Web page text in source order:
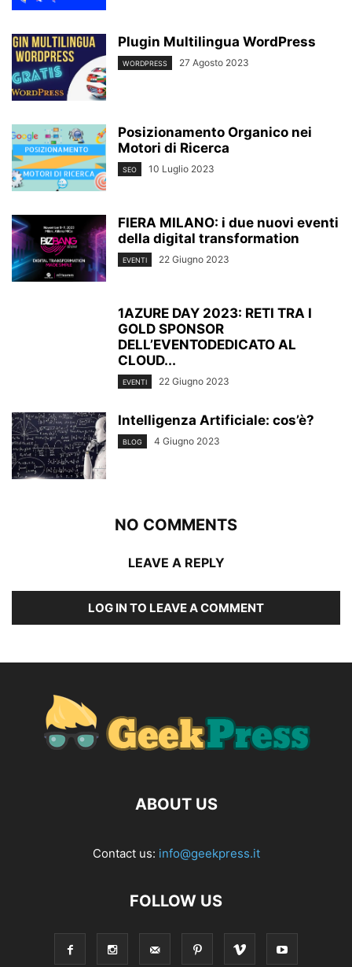
Plugin Multilingua WordPress
WORDPRESS 27 Agosto 2023
Posizionamento Organico nei
Motori di Ricerca
SEO 10 Luglio 2023
FIERA MILANO: i due nuovi eventi
della digital transformation
EVENTI 22 Giugno 2023
1AZURE DAY 2023: RETI TRA I
GOLD SPONSOR
DELL’EVENTODEDICATO AL
CLOUD...
EVENTI 22 Giugno 2023
Intelligenza Artificiale: cos’è?
BLOG 4 Giugno 2023
NO COMMENTS
LEAVE A REPLY
LOG IN TO LEAVE A COMMENT
ABOUT US
Contact us: info@geekpress.it
FOLLOW US